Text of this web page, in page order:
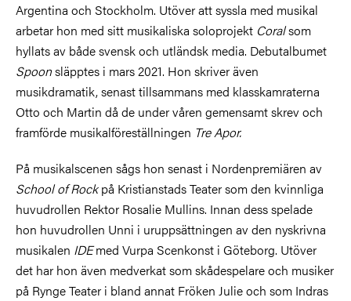
Argentina och Stockholm. Utöver att syssla med musikal
arbetar hon med sitt musikaliska soloprojekt Coralsom
hyllats av både svensk och utländsk media. Debutalbumet
Spoonsläpptes i mars 2021. Hon skriver även
musikdramatik, senast tillsammans med klasskamraterna
Otto och Martin då de under våren gemensamt skrev och
framförde musikalföreställningen Tre Apor.
På musikalscenen sågs hon senast i Nordenpremiären av
School of Rockpå Kristianstads Teater som den kvinnliga
huvudrollen Rektor Rosalie Mullins. Innan dess spelade
hon huvudrollen Unni i uruppsättningen av den nyskrivna
musikalen IDEmed Vurpa Scenkonst i Göteborg. Utöver
det har hon även medverkat som skådespelare och musiker
på Rynge Teater i bland annat Fröken Julie och som Indras